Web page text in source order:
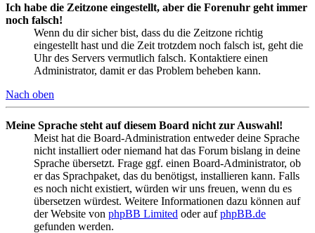
Ich habe die Zeitzone eingestellt, aber die Forenuhr geht immer
noch falsch!
Wenn du dir sicher bist, dass du die Zeitzone richtig
eingestellt hast und die Zeit trotzdem noch falsch ist, geht die
Uhr des Servers vermutlich falsch. Kontaktiere einen
Administrator, damit er das Problem beheben kann.
Nach oben
Meine Sprache steht auf diesem Board nicht zur Auswahl!
Meist hat die Board-Administration entweder deine Sprache
nicht installiert oder niemand hat das Forum bislang in deine
Sprache übersetzt. Frage ggf. einen Board-Administrator, ob
er das Sprachpaket, das du benötigst, installieren kann. Falls
es noch nicht existiert, würden wir uns freuen, wenn du es
übersetzen würdest. Weitere Informationen dazu können auf
der Website von phpBB Limited oder aufphpBB.de
gefunden werden.